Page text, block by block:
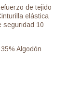
de tejido
elástica
seguridad 10
Algodón